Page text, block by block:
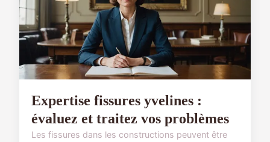
Expertise fissures yvelines :
évaluez et traitez vos problèmes
Les fissures dans les constructions peuvent être